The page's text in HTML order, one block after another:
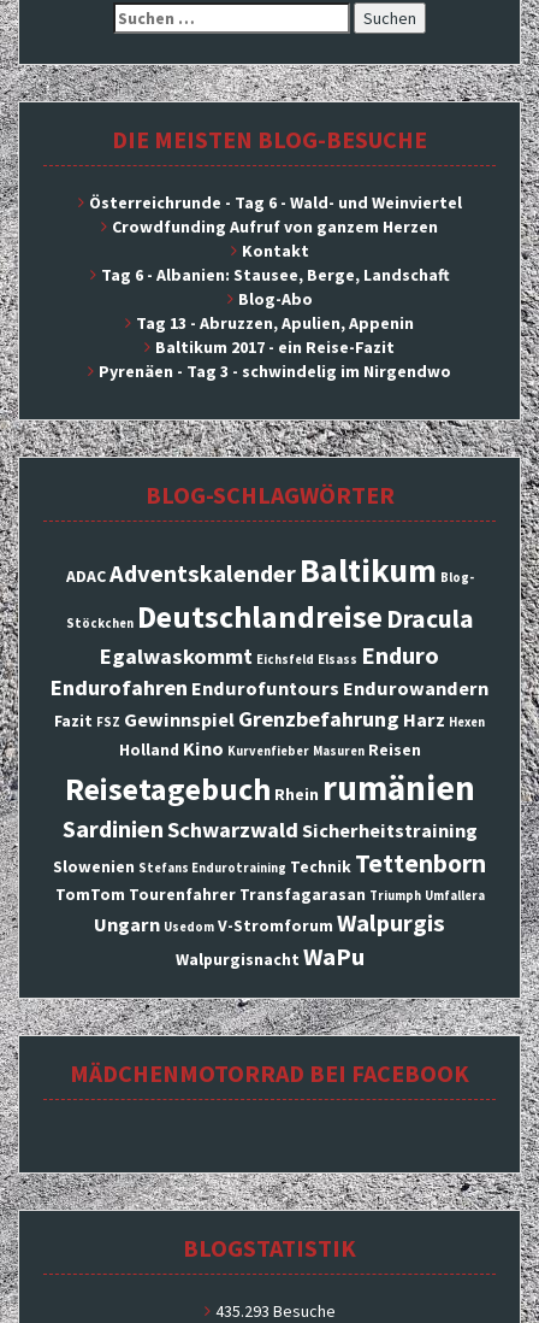
Suchen
nach:
DIE MEISTEN BLOG-BESUCHE
Österreichrunde - Tag 6 - Wald- und Weinviertel
Crowdfunding Aufruf von ganzem Herzen
Kontakt
Tag 6 - Albanien: Stausee, Berge, Landschaft
Blog-Abo
Tag 13 - Abruzzen, Apulien, Appenin
Baltikum 2017 - ein Reise-Fazit
Pyrenäen - Tag 3 - schwindelig im Nirgendwo
BLOG-SCHLAGWÖRTER
ADACAdventskalender Baltikum Blog-
Stöckchen Deutschlandreise Dracula
Egalwaskommt Eichsfeld Elsass Enduro
Endurofahren Endurofuntours Endurowandern
Fazit FSZ Gewinnspiel Grenzbefahrung Harz Hexen
Holland Kino Kurvenfieber Masuren Reisen
Reisetagebuch Rhein rumänien
SardinienSchwarzwald Sicherheitstraining
Slowenien Stefans Endurotraining Technik Tettenborn
TomTom Tourenfahrer Transfagarasan Triumph Umfallera
Ungarn Usedom V-Stromforum Walpurgis
Walpurgisnacht WaPu
MÄDCHENMOTORRAD BEI FACEBOOK
BLOGSTATISTIK
435.293 Besuche